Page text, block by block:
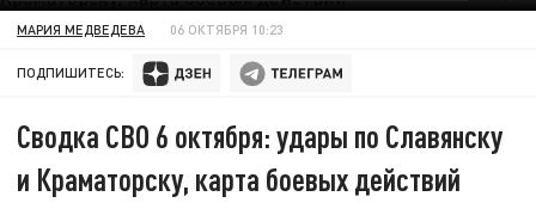
МАРИЯ МЕДВЕДЕВА 06 ОКТЯБРЯ 10:23
ПОДПИШИТЕСЬ:
Сводка СВО 6 октября: удары по Славянску
и Краматорску, карта боевых действий